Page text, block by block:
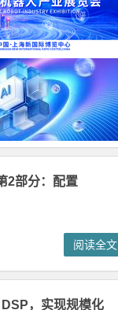
2部分：配置
阅读全文
，实现规模化